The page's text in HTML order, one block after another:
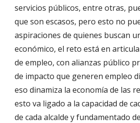
servicios públicos, entre otras,
que son escasos, pero esto no
aspiraciones de quienes buscan
económico, el reto está en
de empleo, con alianzas público
de impacto que generen empleo
eso dinamiza la economía de las
esto va ligado a la capacidad de
de cada alcalde y fundamentado